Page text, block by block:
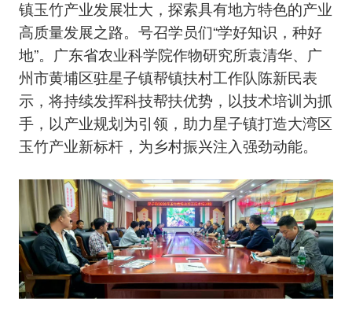
镇玉竹产业发展壮大，探索具有地方特色的产业
高质量发展之路。号召学员们“学好知识，种好
地”。广东省农业科学院作物研究所袁清华、广
州市黄埔区驻星子镇帮镇扶村工作队陈新民表
示，将持续发挥科技帮扶优势，以技术培训为抓
手，以产业规划为引领，助力星子镇打造大湾区
玉竹产业新标杆，为乡村振兴注入强劲动能。